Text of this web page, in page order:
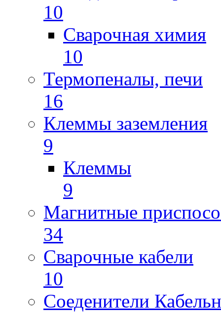
10
Сварочная химия
10
Термопеналы, печи
16
Клеммы заземления
9
Клеммы
9
Магнитные
34
Сварочные кабели
10
Соеденители